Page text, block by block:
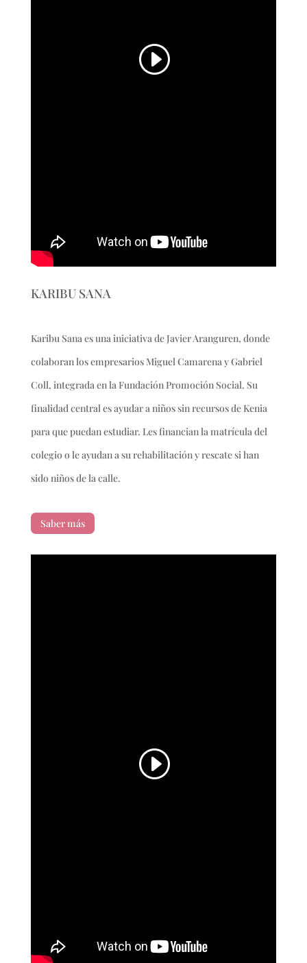
KARIBU SANA
Karibu Sana es una iniciativa de Javier Aranguren, donde
colaboran los empresarios Miguel Camarena y Gabriel
Coll, integrada en la Fundación Promoción Social. Su
finalidad central es ayudar a niños sin recursos de Kenia
para que puedan estudiar. Les financian la matrícula del
colegio o le ayudan a su rehabilitación y rescate si han
sido niños de la calle.
Saber más